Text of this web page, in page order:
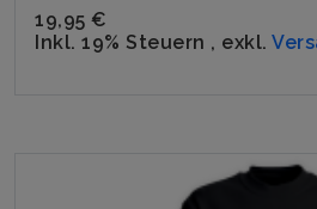
19,95 €
Inkl. 19% Steuern , exkl.